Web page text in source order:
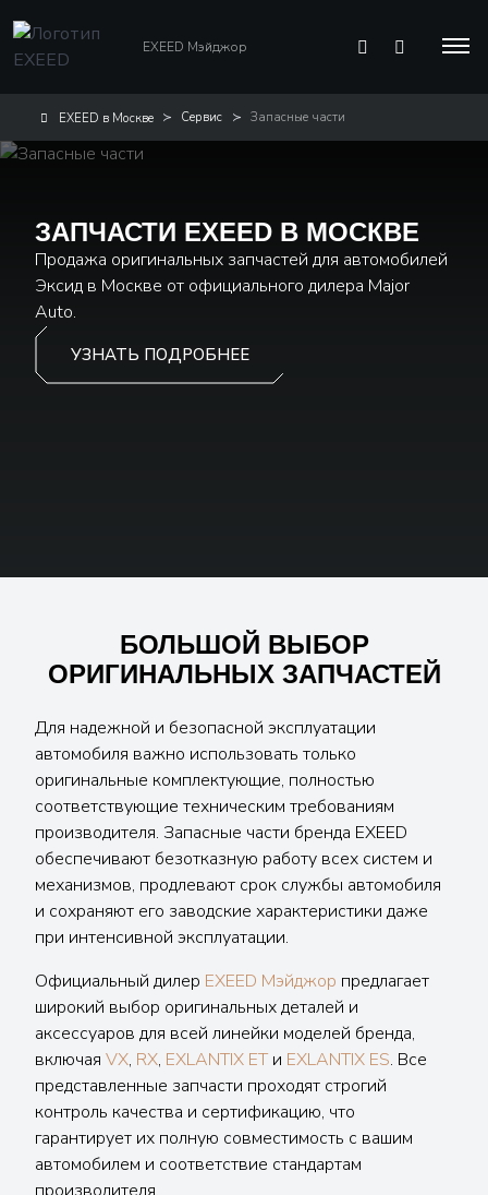
EXEED Мэйджор
EXEED в Москве Сервис Запасные части
ЗАПЧАСТИ EXEED В МОСКВЕ
Продажа оригинальных запчастей для автомобилей
Эксид в Москве от официального дилера Major
Auto.
УЗНАТЬ ПОДРОБНЕЕ
БОЛЬШОЙ ВЫБОР
ОРИГИНАЛЬНЫХ ЗАПЧАСТЕЙ
Для надежной и безопасной эксплуатации
автомобиля важно использовать только
оригинальные комплектующие, полностью
соответствующие техническим требованиям
производителя. Запасные части бренда EXEED
обеспечивают безотказную работу всех систем и
механизмов, продлевают срок службы автомобиля
и сохраняют его заводские характеристики даже
при интенсивной эксплуатации.
Официальный дилер EXEED Мэйджор предлагает
широкий выбор оригинальных деталей и
аксессуаров для всей линейки моделей бренда,
включая VX, RX, EXLANTIX ETи EXLANTIX ES. Все
представленные запчасти проходят строгий
контроль качества и сертификацию, что
гарантирует их полную совместимость с вашим
автомобилем и соответствие стандартам
производителя.